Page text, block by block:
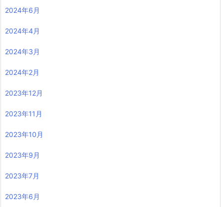
2024年6月
2024年4月
2024年3月
2024年2月
2023年12月
2023年11月
2023年10月
2023年9月
2023年7月
2023年6月